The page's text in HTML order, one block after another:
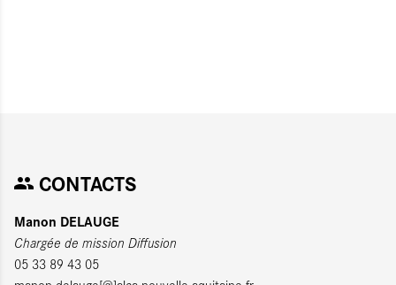
CONTACTS
Manon DELAUGE
Chargée de mission Diffusion
05 33 89 43 05